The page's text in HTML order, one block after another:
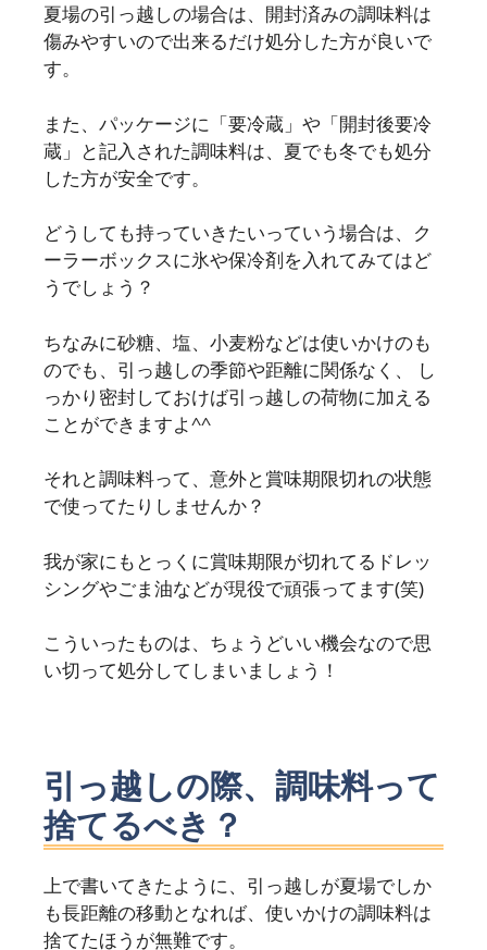
夏場の引っ越しの場合は、開封済みの調味料は
傷みやすいので出来るだけ処分した方が良いで
す。
また、パッケージに「要冷蔵」や「開封後要冷
蔵」と記入された調味料は、夏でも冬でも処分
した方が安全です。
どうしても持っていきたいっていう場合は、ク
ーラーボックスに氷や保冷剤を入れてみてはど
うでしょう？
ちなみに砂糖、塩、小麦粉などは使いかけのも
のでも、引っ越しの季節や距離に関係なく、 し
っかり密封しておけば引っ越しの荷物に加える
ことができますよ^^
それと調味料って、意外と賞味期限切れの状態
で使ってたりしませんか？
我が家にもとっくに賞味期限が切れてるドレッ
シングやごま油などが現役で頑張ってます(笑)
こういったものは、ちょうどいい機会なので思
い切って処分してしまいましょう！
引っ越しの際、調味料って
捨てるべき？
上で書いてきたように、引っ越しが夏場でしか
も長距離の移動となれば、使いかけの調味料は
捨てたほうが無難です。